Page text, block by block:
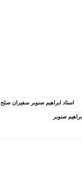
استاد ابراهیم صنوبر سفیران صلح
صنوبر